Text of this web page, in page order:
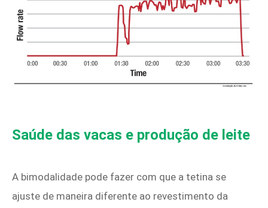
Saúde das vacas e produção de leite
A bimodalidade pode fazer com que a tetina se
ajuste de maneira diferente ao revestimento da